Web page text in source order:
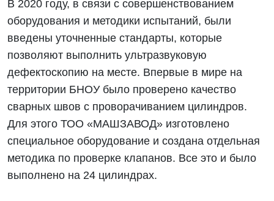
В 2020 году, в связи с совершенствованием
оборудования и методики испытаний, были
введены уточненные стандарты, которые
позволяют выполнить ультразвуковую
дефектоскопию на месте. Впервые в мире на
территории БНОУ было проверено качество
сварных швов с проворачиванием цилиндров.
Для этого ТОО «МАШЗАВОД» изготовлено
специальное оборудование и создана отдельная
методика по проверке клапанов. Все это и было
выполнено на 24 цилиндрах.